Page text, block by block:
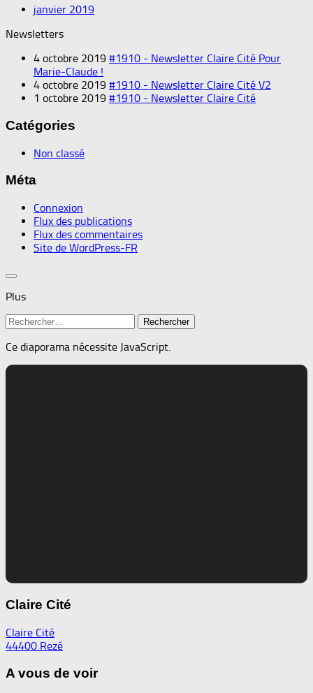
janvier 2019
Newsletters
4 octobre 2019 #1910 - Newsletter Claire Cité Pour
Marie-Claude !
4 octobre 2019 #1910 - Newsletter Claire Cité V2
1 octobre 2019 #1910 - Newsletter Claire Cité
Catégories
Non classé
Méta
Connexion
Flux des publications
Flux des commentaires
Site de WordPress-FR
Plus
Rechercher :
Ce diaporama nécessite JavaScript.
Claire Cité
Claire Cité
44400 Rezé
A vous de voir